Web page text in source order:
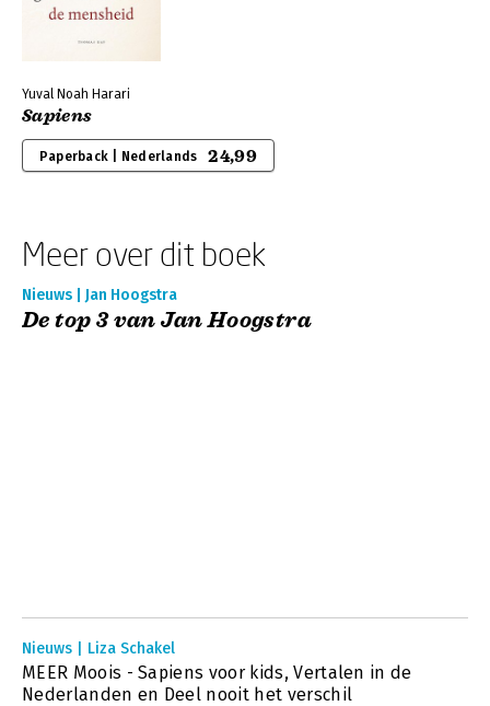
Yuval Noah Harari
Sapiens
Paperback | Nederlands 24,99
Meer over dit boek
Nieuws | Jan Hoogstra
De top 3 van Jan Hoogstra
Nieuws | Liza Schakel
MEER Moois - Sapiens voor kids, Vertalen in de
Nederlanden en Deel nooit het verschil